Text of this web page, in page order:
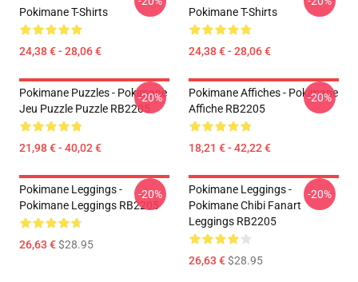
Pokimane T-Shirts
24,38 € - 28,06 €
Pokimane T-Shirts
24,38 € - 28,06 €
Pokimane Puzzles - Pokimane
Jeu Puzzle Puzzle RB2205
21,98 € - 40,02 €
-20%
Pokimane Affiches - Pokimane
Affiche RB2205
18,21 € - 42,22 €
-20%
Pokimane Leggings -
Pokimane Leggings RB2205
26,63 €$28.95
-20%
Pokimane Leggings -
Pokimane Chibi Fanart
Leggings RB2205
26,63 €$28.95
-20%